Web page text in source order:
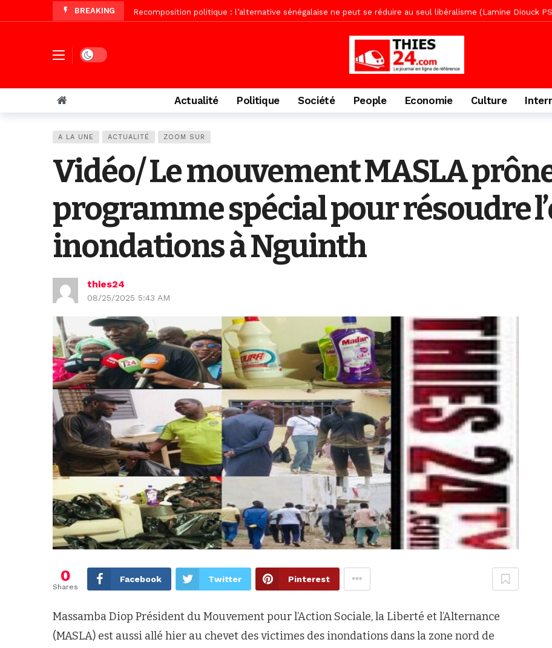
BREAKING Recomposition politique : l’alternative sénégalaise ne peut se réduire au seul libéralisme (Lamine Diouck
Vidéo/ Préparation Gamou 2026, Keur Mame El Hadji décline ses priorités devant le Gouverneur
Vidéo/ Magal 2026, le train a transporté 9.651 passagers, l’équivalent de 600 minibus
Dark mode
Actualité Politique Société People Economie Culture
A LA UNE ACTUALITÉ ZOOM SUR
Vidéo/ Le mouvement MASLA
programme spécial pour résoudre
inondations à Nguinth
thies24
08/25/2025 5:43 AM
0
Shares
Facebook Twitter Pinterest
Massamba Diop Président du Mouvement pour l’Action Sociale, la Liberté et l’Alternance
(MASLA) est aussi allé hier au chevet des victimes des inondations dans la zone nord de